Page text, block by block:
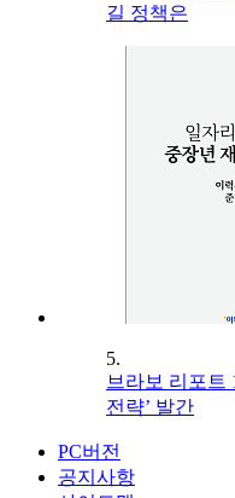
길 정책은
5.
브라보 리포트
전략’ 발간
PC버전
공지사항